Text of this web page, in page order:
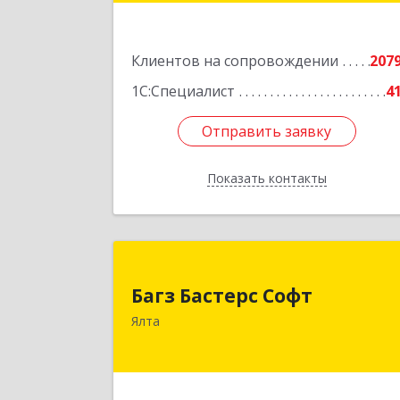
Клиентов на сопровождении
1С:Специалист
41
Отправить заявку
Показать контакты
Отправить заявку
Назад
Багз Бастерс Софт
Ялта
298603, Крым Респ, Ялта г, Свердлова